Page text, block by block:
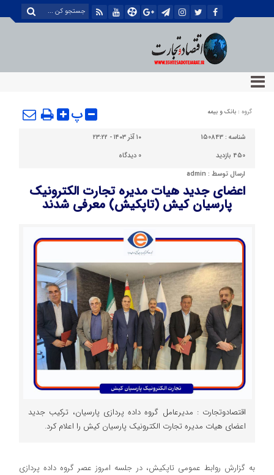
گروه : بانک و بیمه پ
شناسه : 150843
۱۰ آذر ۱۴۰۳ - ۲۳:۲۲
450 بازدید
0 دیدگاه
ارسال توسط : admin
اعضای جدید هیات مدیره تجارت الکترونیک
پارسیان کیش (تاپکیش) معرفی شدند
اقتصادوتجارت : مدیرعامل گروه داده پردازی پارسیان، ترکیب جدید
اعضای هیات مدیره تجارت الکترونیک پارسیان کیش را اعلام کرد.
به گزارش روابط عمومی تاپکیش، در جلسه امروز عصر گروه داده پردازی